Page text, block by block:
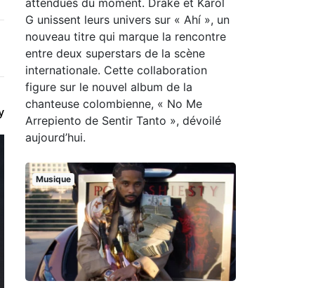
G unissent leurs univers sur « Ahí », un
nouveau titre qui marque la rencontre
entre deux superstars de la scène
internationale. Cette collaboration
figure sur le nouvel album de la
chanteuse colombienne, « No Me
Arrepiento de Sentir Tanto », dévoilé
aujourd’hui.
Musique